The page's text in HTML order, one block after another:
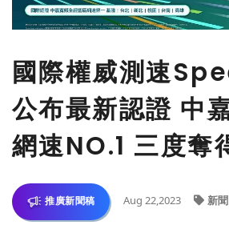
國際權威測速
公布最新認證 中
網速NO.1 三度奪
推廣新聞稿 Aug 22,2023 新聞